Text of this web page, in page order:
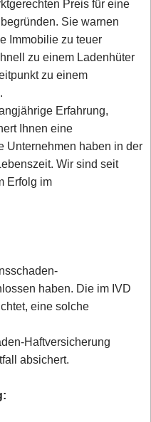
Preis für eine
Sie warnen
Immobilie zu teuer
zu einem Ladenhüter
zu einem
Erfahrung,
Ihnen eine
Unternehmen haben in der
Wir sind seit
Erfolg im
haben. Die im IVD
eine solche
Haftversicherung
absichert.